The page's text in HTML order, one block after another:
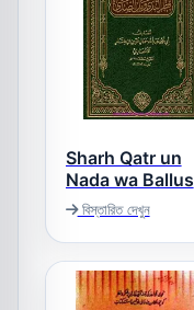
Sharh Qatr un
Nada wa Ballus
Sada شرح قطر
الندى و بل الصدى
বিস্তারিত দেখুন